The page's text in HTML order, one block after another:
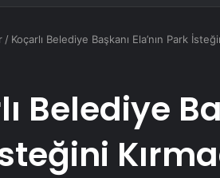
/ Koçarlı Belediye Başkanı Ela’nın Park
Belediye